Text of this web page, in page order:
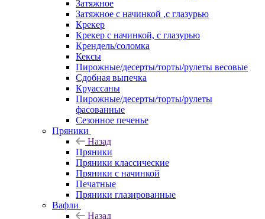
Затяжное
Затяжное с начинкой ,с глазурью
Крекер
Крекер с начинкой, с глазурью
Крендель/соломка
Кексы
Пирожные/десерты/торты/рулеты весовые
Сдобная выпечка
Круассаны
Пирожные/десерты/торты/рулеты
фасованные
Сезонное печенье
Пряники
Назад
Пряники
Пряники классические
Пряники с начинкой
Печатные
Пряники глазированные
Вафли
Назад